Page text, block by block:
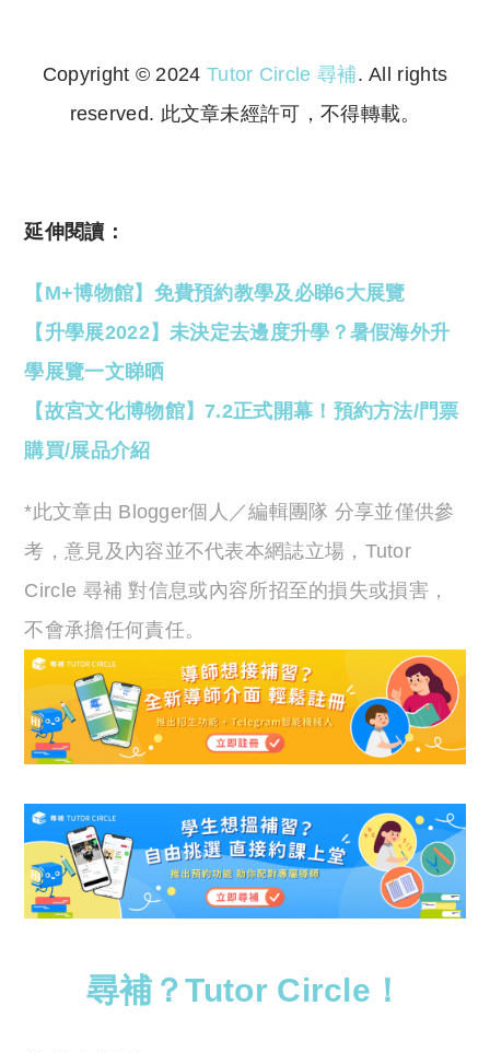
Copyright © 2024 Tutor Circle 尋補. All rights
reserved. 此文章未經許可，不得轉載。
延伸閱讀：
【M+博物館】免費預約教學及必睇6大展覽
【升學展2022】未決定去邊度升學？暑假海外升
學展覽一文睇晒
【故宮文化博物館】7.2正式開幕！預約方法/門票
購買/展品介紹
*此文章由 Blogger個人／編輯團隊 分享並僅供參
考，意見及內容並不代表本網誌立場，Tutor
Circle 尋補 對信息或內容所招至的損失或損害，
不會承擔任何責任。
尋補？Tutor Circle！